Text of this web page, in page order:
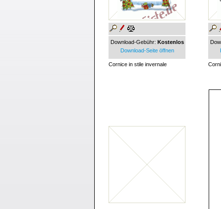
Download-Gebühr: Kostenlos
Download-Seite öffnen
Cornice in stile invernale